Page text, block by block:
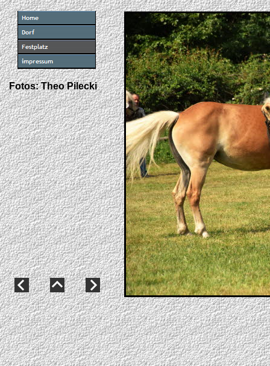
Fotos: Theo Pilecki